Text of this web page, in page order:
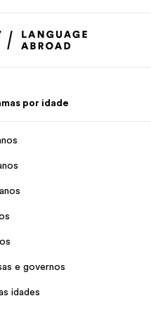
por idade
e governos
idades